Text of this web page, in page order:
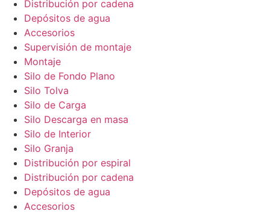
Distribución por cadena
Depósitos de agua
Accesorios
Supervisión de montaje
Montaje
Silo de Fondo Plano
Silo Tolva
Silo de Carga
Silo Descarga en masa
Silo de Interior
Silo Granja
Distribución por espiral
Distribución por cadena
Depósitos de agua
Accesorios